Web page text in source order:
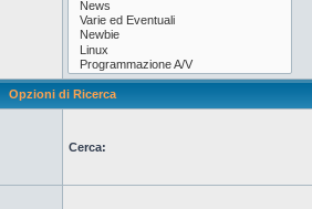
Opzioni di Ricerca
Cerca: